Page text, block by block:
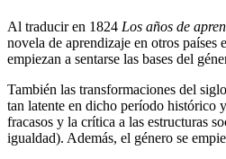
Al traducir en 1824 Los años de
novela de aprendizaje en otros
empiezan a sentarse las bases del
También las transformaciones del
tan latente en dicho período histórico
fracasos y la crítica a las estructuras
igualdad). Además, el género se